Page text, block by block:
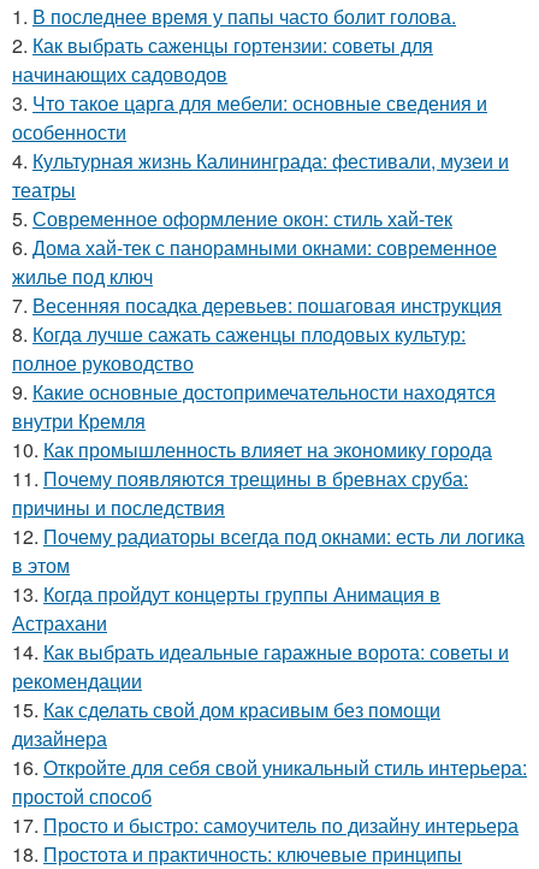
1. В последнее время у папы часто болит голова.
2. Как выбрать саженцы гортензии: советы для
начинающих садоводов
3. Что такое царга для мебели: основные сведения и
особенности
4. Культурная жизнь Калининграда: фестивали, музеи и
театры
5. Современное оформление окон: стиль хай-тек
6. Дома хай-тек с панорамными окнами: современное
жилье под ключ
7. Весенняя посадка деревьев: пошаговая инструкция
8. Когда лучше сажать саженцы плодовых культур:
полное руководство
9. Какие основные достопримечательности находятся
внутри Кремля
10. Как промышленность влияет на экономику города
11. Почему появляются трещины в бревнах сруба:
причины и последствия
12. Почему радиаторы всегда под окнами: есть ли логика
в этом
13. Когда пройдут концерты группы Анимация в
Астрахани
14. Как выбрать идеальные гаражные ворота: советы и
рекомендации
15. Как сделать свой дом красивым без помощи
дизайнера
16. Откройте для себя свой уникальный стиль интерьера:
простой способ
17. Просто и быстро: самоучитель по дизайну интерьера
18. Простота и практичность: ключевые принципы